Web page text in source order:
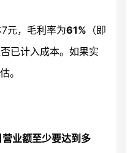
元，毛利率为61% （即
已计入成本。如果实
。
业额至少要达到多